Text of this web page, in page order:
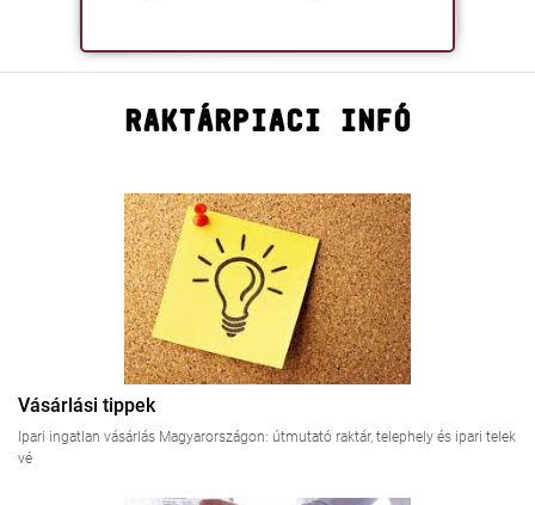
RAKTÁRPIACI INFÓ
Vásárlási tippek
Ipari ingatlan vásárlás Magyarországon: útmutató raktár, telephely és ipari telek
vé